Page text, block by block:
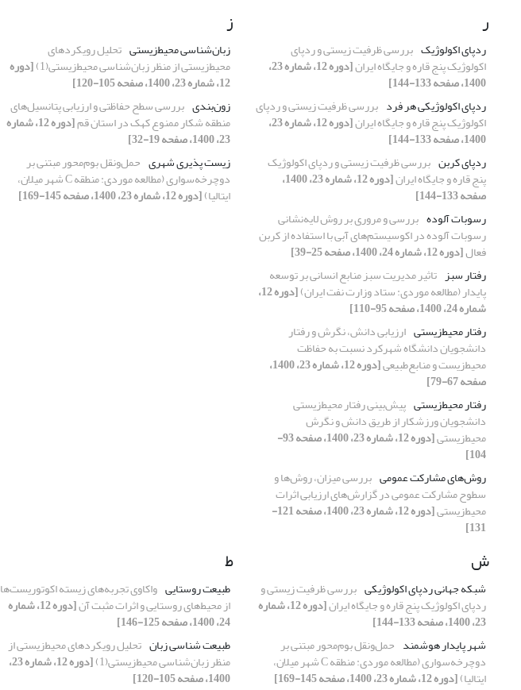
ر
ردپای اکولوژیک بررسی ظرفیت زیستی و ردپای
اکولوژیک پنج قاره و جایگاه ایران [دوره 12، شماره 23،
1400، صفحه 133-144]
ردپای اکولوژیکی هر فرد بررسی ظرفیت زیستی و ردپای
اکولوژیک پنج قاره و جایگاه ایران [دوره 12، شماره 23،
1400، صفحه 133-144]
ردپای کربن بررسی ظرفیت زیستی و ردپای اکولوژیک
پنج قاره و جایگاه ایران [دوره 12، شماره 23، 1400،
صفحه 133-144]
رسوبات آلوده بررسی و مروری بر روش لایه‌نشانی
رسوبات آلوده در اکوسیستم‌های آبی با استفاده از کربن
فعال[دوره 12، شماره 24، 1400، صفحه 25-39]
رفتار سبز تاثیر مدیریت سبز منابع انسانی بر توسعه
پایدار (مطالعه موردی: ستاد وزارت نفت ایران) [دوره 12،
شماره 24، 1400، صفحه 95-110]
رفتار محیط‌زیستی ارزیابی دانش، نگرش و رفتار
دانشجویان دانشگاه شهرکرد نسبت به حفاظت
محیط‌زیست و منابع‌طبیعی [دوره 12، شماره 23، 1400،
صفحه 67-79]
رفتار محیط‌زیستی پیش‌‌بینی رفتار محیط‌زیستی
دانشجویان ورزشکار از طریق دانش و نگرش
محیط‌زیستی [دوره 12، شماره 23، 1400، صفحه 93-
104]
روش‌های مشارکت‌ عمومی بررسی میزان، روش‌ها و
سطوح مشارکت عمومی در گزارش‌های ارزیابی اثرات
محیط‌زیستی [دوره 12، شماره 23، 1400، صفحه 121-
131]
ز
زبان‌شناسی محیط‌‌زیستی تحلیل رویکردهای
‌محیط‌زیستی از منظر زبان‌شناسی ‌محیط‌زیستی(1) [دوره
12، شماره 23، 1400، صفحه 105-120]
زون‌بندی بررسی سطح حفاظتی و ارزیابی پتانسیل‌های
منطقه شکار ممنوع کهک در استان قم [دوره 12، شماره
23، 1400، صفحه 19-32]
زیست پذیری شهری حمل‌ونقل بوم‌محور مبتنی بر
دوچرخه‌سواری (مطالعه موردی: منطقه C شهر میلان،
ایتالیا)[دوره 12، شماره 23، 1400، صفحه 145-169]
ش
شبکه جهانی ردپای اکولوژیکی بررسی ظرفیت زیستی و
ردپای اکولوژیک پنج قاره و جایگاه ایران [دوره 12، شماره
23، 1400، صفحه 133-144]
شهر پایدار هوشمند حمل‌ونقل بوم‌محور مبتنی بر
دوچرخه‌سواری (مطالعه موردی: منطقه C شهر میلان،
ایتالیا)[دوره 12، شماره 23، 1400، صفحه 145-169]
ط
طبیعت روستایی واکاوی تجربه‌های زیسته اکوتوریست‌‌ها
از محیط‌های روستایی و اثرات مثبت آن [دوره 12، شماره
24، 1400، صفحه 125-146]
طبیعت شناسی زبان تحلیل رویکردهای ‌محیط‌زیستی از
منظر زبان‌شناسی ‌محیط‌زیستی(1) [دوره 12، شماره 23،
1400، صفحه 105-120]